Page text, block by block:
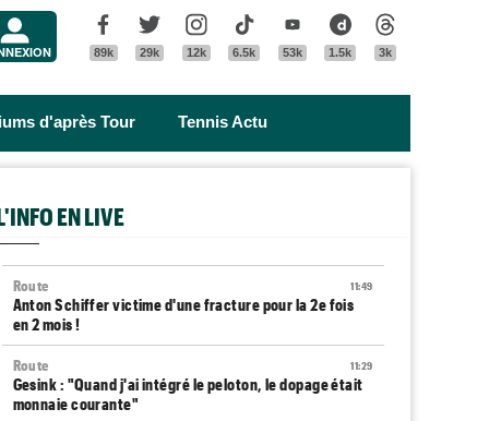
Facebook
89k
Twitter
29k
Instagram
12k
Tik Tok
6.5k
Youtube
53k
Dailymotion
1.5k 3k
d'après Tour Tennis Actu
EN LIVE
11:49
Route
Anton Schiffer victime d'une fracture pour la 2e fois
en 2 mois !
11:29
Route
Gesink : "Quand j'ai intégré le peloton, le dopage était
monnaie courante"